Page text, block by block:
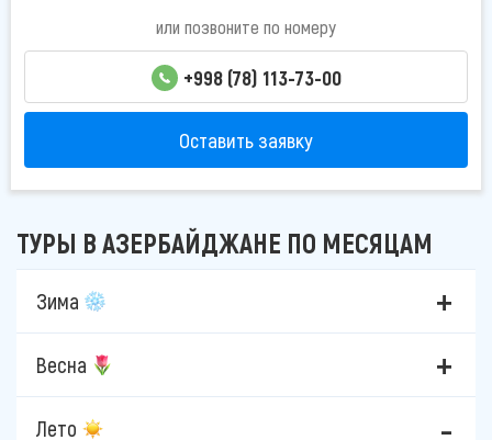
или позвоните по номеру
+998 (78) 113-73-00
Оставить заявку
ТУРЫ В АЗЕРБАЙДЖАНЕ ПО МЕСЯЦАМ
Зима
Весна
Лето